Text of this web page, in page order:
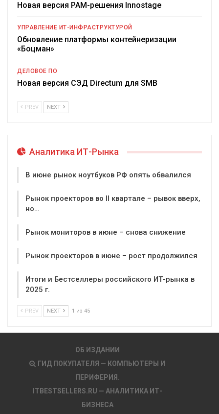
Новая версия PAM-решения Innostage
УПРАВЛЕНИЕ ИТ-ИНФРАСТРУКТУРОЙ
Обновление платформы контейнеризации
«Боцман»
ДЕЛОВОЕ ПО
Новая версия СЭД Directum для SMB
PREV NEXT
Аналитика ИТ-Рынка
В июне рынок ноутбуков РФ опять обвалился
Рынок проекторов во II квартале – рывок вверх,
но…
Рынок мониторов в июне – снова снижение
Рынок проекторов в июне – рост продолжился
Итоги и Бестселлеры российского ИТ-рынка в
2025 г.
PREV NEXT 1 из 45
ОБ ИЗДАНИИ
ГИД ПОКУПАТЕЛЯ — КОМПЬЮТЕРЫ И
ПЕРИФЕРИЯ.
ITBESTSELLERS.RU — АНАЛИТИКА ИТ-
БИЗНЕСА